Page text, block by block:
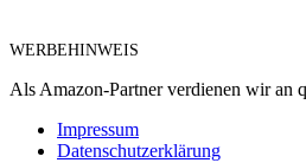
WERBEHINWEIS
Als Amazon-Partner verdienen wir an
Impressum
Datenschutzerklärung